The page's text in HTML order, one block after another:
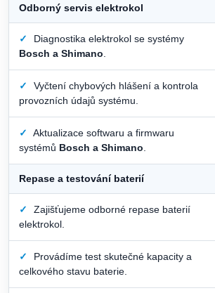
Odborný servis elektrokol
✓
Diagnostika elektrokol se systémy
Bosch a Shimano
✓
Vyčtení chybových hlášení a kontrola
provozních údajů systému.
✓
Aktualizace softwaru a firmwaru
systémů Bosch a Shimano
Repase a testování baterií
✓
Zajišťujeme odborné repase baterií
elektrokol.
✓
Provádíme test skutečné kapacity a
celkového stavu baterie.